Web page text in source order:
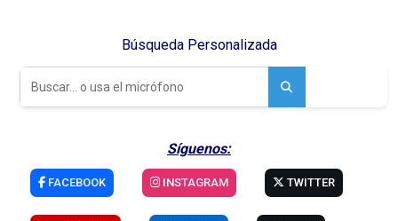
Búsqueda Personalizada
Síguenos:
FACEBOOK INSTAGRAM TWITTER